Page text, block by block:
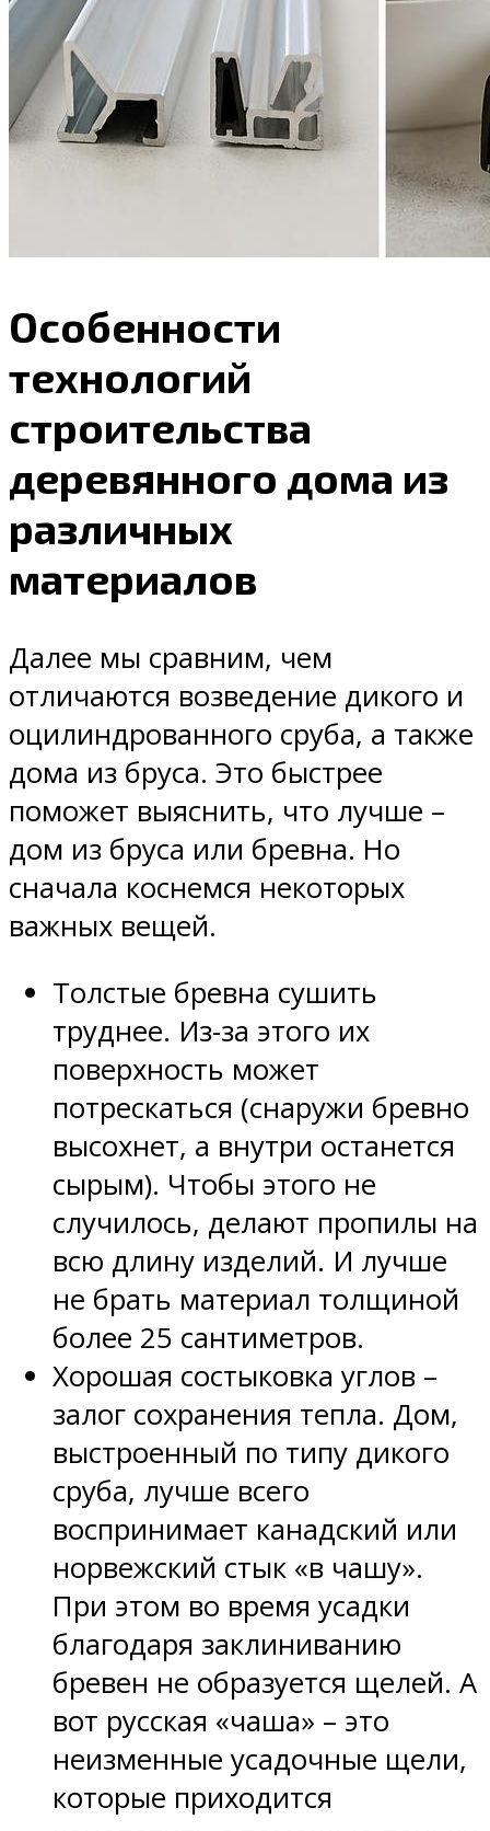
Особенности
технологий
строительства
деревянного дома из
различных
материалов
Далее мы сравним, чем
отличаются возведение дикого и
оцилиндрованного сруба, а также
дома из бруса. Это быстрее
поможет выяснить, что лучше –
дом из бруса или бревна. Но
сначала коснемся некоторых
важных вещей.
Толстые бревна сушить
труднее. Из-за этого их
поверхность может
потрескаться (снаружи бревно
высохнет, а внутри останется
сырым). Чтобы этого не
случилось, делают пропилы на
всю длину изделий. И лучше
не брать материал толщиной
более 25 сантиметров.
Хорошая состыковка углов –
залог сохранения тепла. Дом,
выстроенный по типу дикого
сруба, лучше всего
воспринимает канадский или
норвежский стык «в чашу».
При этом во время усадки
благодаря заклиниванию
бревен не образуется щелей. А
вот русская «чаша» – это
неизменные усадочные щели,
которые приходится